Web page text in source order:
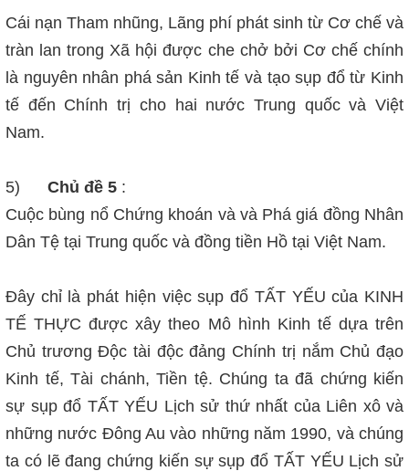
Cái nạn Tham nhũng, Lãng phí phát sinh từ Cơ chế và
tràn lan trong Xã hội được che chở bởi Cơ chế chính
là nguyên nhân phá sản Kinh tế và tạo sụp đổ từ Kinh
tế đến Chính trị cho hai nước Trung quốc và Việt
Nam.
5) Chủ đề 5 :
Cuộc bùng nổ Chứng khoán và và Phá giá đồng Nhân
Dân Tệ tại Trung quốc và đồng tiền Hồ tại Việt Nam.
Đây chỉ là phát hiện việc sụp đổ TẤT YẾU của KINH
TẾ THỰC được xây theo Mô hình Kinh tế dựa trên
Chủ trương Độc tài độc đảng Chính trị nắm Chủ đạo
Kinh tế, Tài chánh, Tiền tệ. Chúng ta đã chứng kiến
sự sụp đổ TẤT YẾU Lịch sử thứ nhất của Liên xô và
những nước Đông Au vào những năm 1990, và chúng
ta có lẽ đang chứng kiến sự sụp đổ TẤT YẾU Lịch sử